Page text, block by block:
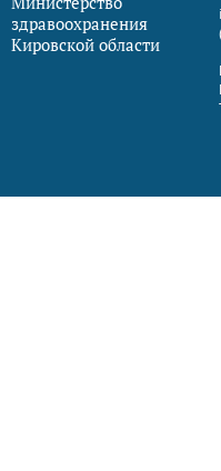
здравоохранения
Кировской области